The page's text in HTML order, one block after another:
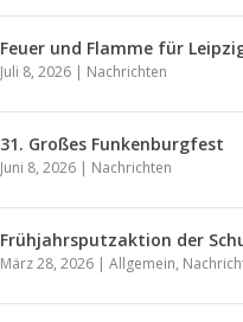
Feuer und Flamme für
Juli 8, 2026 | Nachrichten
31. Großes Funkenburgfest
Juni 8, 2026 | Nachrichten
Frühjahrsputzaktion der
März 28, 2026 |Allgemein,